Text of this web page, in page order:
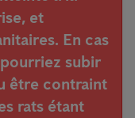
et
En cas
subir
être contraint
rats étant